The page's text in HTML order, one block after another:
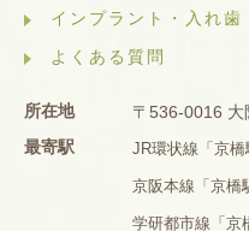
インプラント・入れ歯
よくある質問
所在地
〒536-0016
最寄駅
JR環状線「京
京阪本線「京橋
学研都市線「京